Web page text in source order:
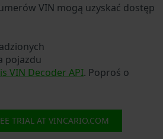
VIN mogą uzyskać dostęp
pojazdu
VIN Decoder API. Poproś o
TRIAL AT VINCARIO.COM